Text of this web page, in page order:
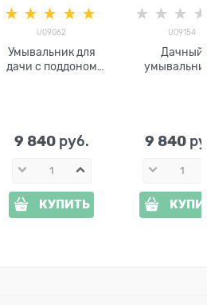
U09062
Умывальник для
дачи с поддоном
9 840 руб.
КУПИТЬ
U09154
Дачный
9 840